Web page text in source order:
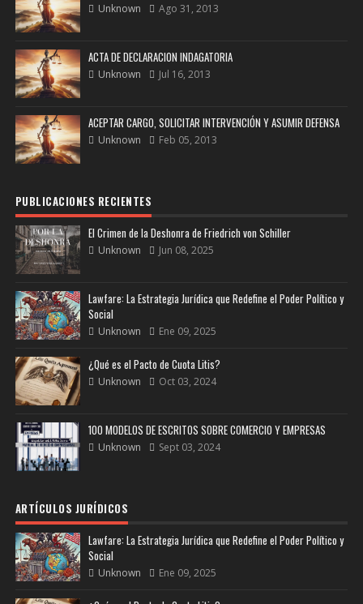
Unknown Ago 31, 2013
ACTA DE DECLARACION INDAGATORIA
Unknown Jul 16, 2013
ACEPTAR CARGO, SOLICITAR INTERVENCIÓN Y ASUMIR DEFENSA
Unknown Feb 05, 2013
PUBLICACIONES RECIENTES
El Crimen de la Deshonra de Friedrich von Schiller
Unknown Jun 08, 2025
Lawfare: La Estrategia Jurídica que Redefine el Poder Político y
Social
Unknown Ene 09, 2025
¿Qué es el Pacto de Cuota Litis?
Unknown Oct 03, 2024
100 MODELOS DE ESCRITOS SOBRE COMERCIO Y EMPRESAS
Unknown Sept 03, 2024
ARTÍCULOS JURÍDICOS
Lawfare: La Estrategia Jurídica que Redefine el Poder Político y
Social
Unknown Ene 09, 2025